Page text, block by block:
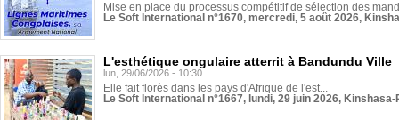
Mise en place du processus compétitif de sélection des
Le Soft International n°1670, mercredi, 5 août 2026,
L'esthétique ongulaire atterrit à Bandundu Ville
lun, 29/06/2026 - 10:30
Elle fait florès dans les pays d'Afrique de l'est...
Le Soft International n°1667, lundi, 29 juin 2026,